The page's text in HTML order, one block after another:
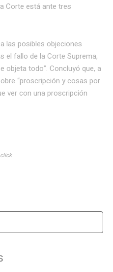
Corte está ante tres
las posibles objeciones
el fallo de la Corte Suprema,
objeta todo”. Concluyó que, a
“proscripción y cosas por
ver con una proscripción